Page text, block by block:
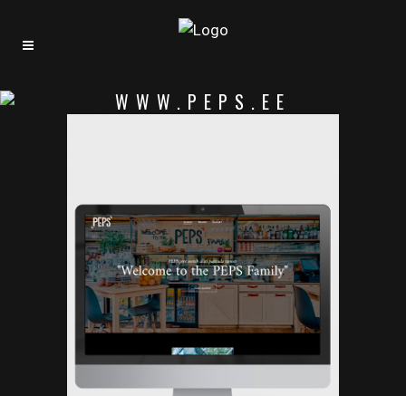
WWW.PEPS.EE